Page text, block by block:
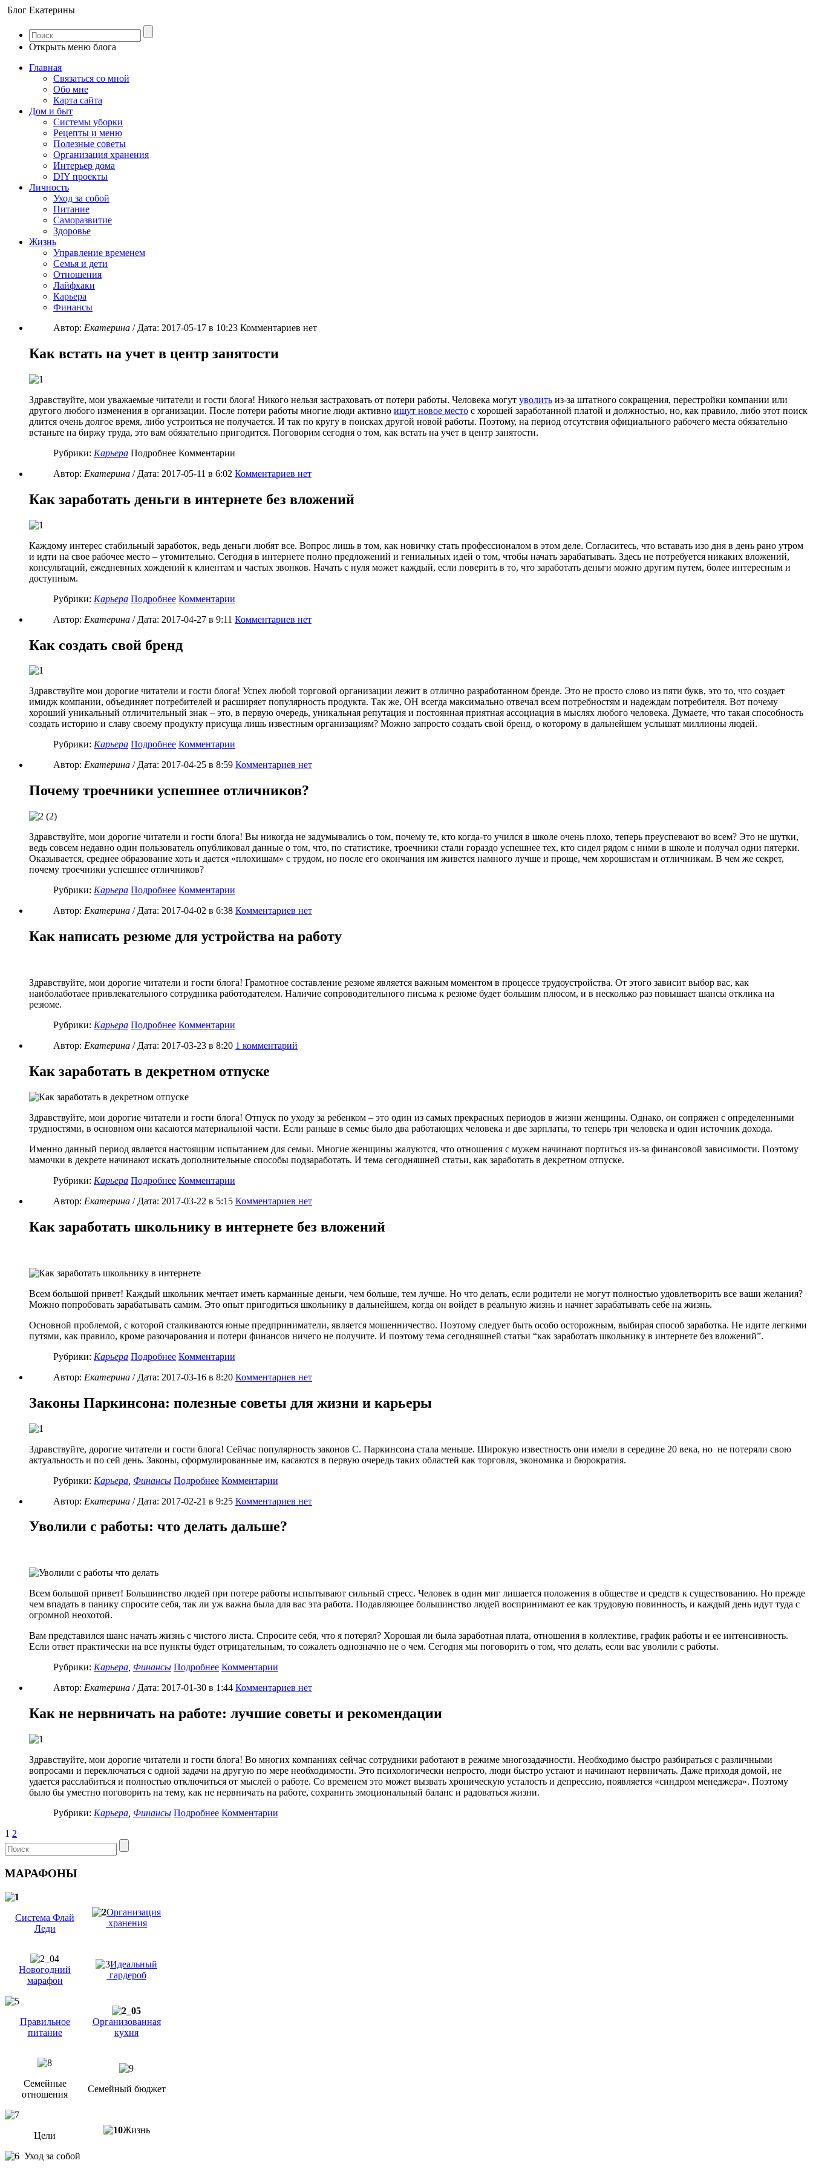
Блог Екатерины
Открыть меню блога
Главная
Связаться со мной
Обо мне
Карта сайта
Дом и быт
Системы уборки
Рецепты и меню
Полезные советы
Организация хранения
Интерьер дома
DIY проекты
Личность
Уход за собой
Питание
Саморазвитие
Здоровье
Жизнь
Управление временем
Семья и дети
Отношения
Лайфхаки
Карьера
Финансы
Автор: Екатерина / Дата: 2017-05-17 в 10:23 Комментариев нет
Как встать на учет в центр занятости
Здравствуйте, мои уважаемые читатели и гости блога! Никого нельзя застраховать от потери работы. Человека могут уволить из-за штатного сокращения, перестройки компании или
другого любого изменения в организации. После потери работы многие люди активно ищут новое место с хорошей заработанной платой и должностью, но, как правило, либо этот поиск
длится очень долгое время, либо устроиться не получается. И так по кругу в поисках другой новой работы. Поэтому, на период отсутствия официального рабочего места обязательно
встаньте на биржу труда, это вам обязательно пригодится. Поговорим сегодня о том, как встать на учет в центр занятости.
Рубрики: Карьера Подробнее Комментарии
Автор: Екатерина / Дата: 2017-05-11 в 6:02 Комментариев нет
Как заработать деньги в интернете без вложений
Каждому интерес стабильный заработок, ведь деньги любят все. Вопрос лишь в том, как новичку стать профессионалом в этом деле. Согласитесь, что вставать изо дня в день рано утром
и идти на свое рабочее место – утомительно. Сегодня в интернете полно предложений и гениальных идей о том, чтобы начать зарабатывать. Здесь не потребуется никаких вложений,
консультаций, ежедневных хождений к клиентам и частых звонков. Начать с нуля может каждый, если поверить в то, что заработать деньги можно другим путем, более интересным и
доступным.
Рубрики: Карьера Подробнее Комментарии
Автор: Екатерина / Дата: 2017-04-27 в 9:11 Комментариев нет
Как создать свой бренд
Здравствуйте мои дорогие читатели и гости блога! Успех любой торговой организации лежит в отлично разработанном бренде. Это не просто слово из пяти букв, это то, что создает
имидж компании, объединяет потребителей и расширяет популярность продукта. Так же, ОН всегда максимально отвечал всем потребностям и надеждам потребителя. Вот почему
хороший уникальный отличительный знак – это, в первую очередь, уникальная репутация и постоянная приятная ассоциация в мыслях любого человека. Думаете, что такая способность
создать историю и славу своему продукту присуща лишь известным организациям? Можно запросто создать свой бренд, о которому в дальнейшем услышат миллионы людей.
Рубрики: Карьера Подробнее Комментарии
Автор: Екатерина / Дата: 2017-04-25 в 8:59 Комментариев нет
Почему троечники успешнее отличников?
Здравствуйте, мои дорогие читатели и гости блога! Вы никогда не задумывались о том, почему те, кто когда-то учился в школе очень плохо, теперь преуспевают во всем? Это не шутки,
ведь совсем недавно один пользователь опубликовал данные о том, что, по статистике, троечники стали гораздо успешнее тех, кто сидел рядом с ними в школе и получал одни пятерки.
Оказывается, среднее образование хоть и дается «плохишам» с трудом, но после его окончания им живется намного лучше и проще, чем хорошистам и отличникам. В чем же секрет,
почему троечники успешнее отличников?
Рубрики: Карьера Подробнее Комментарии
Автор: Екатерина / Дата: 2017-04-02 в 6:38 Комментариев нет
Как написать резюме для устройства на работу
Здравствуйте, мои дорогие читатели и гости блога! Грамотное составление резюме является важным моментом в процессе трудоустройства. От этого зависит выбор вас, как
наиболаботаее привлекательного сотрудника работодателем. Наличие сопроводительного письма к резюме будет большим плюсом, и в несколько раз повышает шансы отклика на
резюме.
Рубрики: Карьера Подробнее Комментарии
Автор: Екатерина / Дата: 2017-03-23 в 8:20 1 комментарий
Как заработать в декретном отпуске
Здравствуйте, мои дорогие читатели и гости блога! Отпуск по уходу за ребенком – это один из самых прекрасных периодов в жизни женщины. Однако, он сопряжен с определенными
трудностями, в основном они касаются материальной части. Если раньше в семье было два работающих человека и две зарплаты, то теперь три человека и один источник дохода.
Именно данный период является настоящим испытанием для семьи. Многие женщины жалуются, что отношения с мужем начинают портиться из-за финансовой зависимости. Поэтому
мамочки в декрете начинают искать дополнительные способы подзаработать. И тема сегодняшней статьи, как заработать в декретном отпуске.
Рубрики: Карьера Подробнее Комментарии
Автор: Екатерина / Дата: 2017-03-22 в 5:15 Комментариев нет
Как заработать школьнику в интернете без вложений
Всем большой привет! Каждый школьник мечтает иметь карманные деньги, чем больше, тем лучше. Но что делать, если родители не могут полностью удовлетворить все ваши желания?
Можно попробовать зарабатывать самим. Это опыт пригодиться школьнику в дальнейшем, когда он войдет в реальную жизнь и начнет зарабатывать себе на жизнь.
Основной проблемой, с которой сталкиваются юные предприниматели, является мошенничество. Поэтому следует быть особо осторожным, выбирая способ заработка. Не идите легкими
путями, как правило, кроме разочарования и потери финансов ничего не получите. И поэтому тема сегодняшней статьи “как заработать школьнику в интернете без вложений”.
Рубрики: Карьера Подробнее Комментарии
Автор: Екатерина / Дата: 2017-03-16 в 8:20 Комментариев нет
Законы Паркинсона: полезные советы для жизни и карьеры
Здравствуйте, дорогие читатели и гости блога! Сейчас популярность законов С. Паркинсона стала меньше. Широкую известность они имели в середине 20 века, но не потеряли свою
актуальность и по сей день. Законы, сформулированные им, касаются в первую очередь таких областей как торговля, экономика и бюрократия.
Рубрики: Карьера Финансы Подробнее Комментарии
Автор: Екатерина / Дата: 2017-02-21 в 9:25 Комментариев нет
Уволили с работы: что делать дальше?
Всем большой привет! Большинство людей при потере работы испытывают сильный стресс. Человек в один миг лишается положения в обществе и средств к существованию. Но прежде
чем впадать в панику спросите себя, так ли уж важна была для вас эта работа. Подавляющее большинство людей воспринимают ее как трудовую повинность, и каждый день идут туда с
огромной неохотой.
Вам представился шанс начать жизнь с чистого листа. Спросите себя, что я потерял? Хорошая ли была заработная плата, отношения в коллективе, график работы и ее интенсивность.
Если ответ практически на все пункты будет отрицательным, то сожалеть однозначно не о чем. Сегодня мы поговорить о том, что делать, если вас уволили с работы.
Рубрики: Карьера Финансы Подробнее Комментарии
Автор: Екатерина / Дата: 2017-01-30 в 1:44 Комментариев нет
Как не нервничать на работе: лучшие советы и рекомендации
Здравствуйте, мои дорогие читатели и гости блога! Во многих компаниях сейчас сотрудники работают в режиме многозадачности. Необходимо быстро разбираться с различными
вопросами и переключаться с одной задачи на другую по мере необходимости. Это психологически непросто, люди быстро устают и начинают нервничать. Даже приходя домой, не
удается расслабиться и полностью отключиться от мыслей о работе. Со временем это может вызвать хроническую усталость и депрессию, появляется «синдром менеджера». Поэтому
было бы уместно поговорить на тему, как не нервничать на работе, сохранить эмоциональный баланс и радоваться жизни.
Рубрики: Карьера Финансы Подробнее Комментарии
1 2
МАРАФОНЫ
Система Флай
Леди
Организация
хранения
Новогодний
марафон
Идеальный
гардероб
Правильное
питание
Организованная
кухня
Семейные
отношения
Семейный бюджет
Цели
Жизнь
Уход за собой